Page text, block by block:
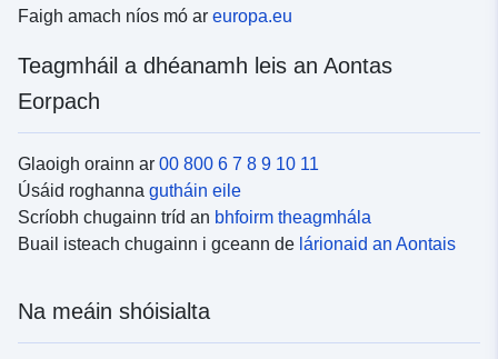
Faigh amach níos mó ar europa.eu
Teagmháil a dhéanamh leis an Aontas
Eorpach
Glaoigh orainn ar 00 800 6 7 8 9 10 11
Úsáid roghanna gutháin eile
Scríobh chugainn tríd an bhfoirm theagmhála
Buail isteach chugainn i gceann de lárionaid an Aontais
Na meáin shóisialta